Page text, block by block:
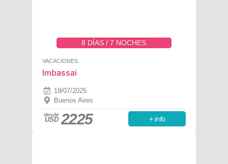
8 DÍAS / 7 NOCHES
VACACIONES
Imbassai
19/07/2025
Buenos Aires
desde
USD 2225 + info